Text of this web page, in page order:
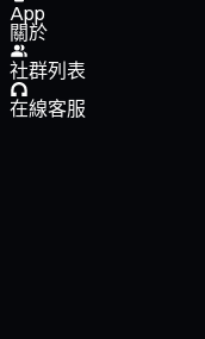
App
關於
社群列表
在線客服